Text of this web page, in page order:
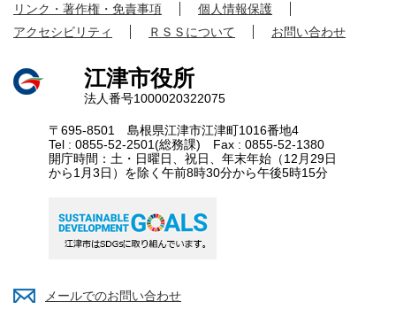
リンク・著作権・免責事項
個人情報保護
アクセシビリティ
ＲＳＳについて お問い合わせ
江津市役所
法人番号1000020322075
〒695-8501 島根県江津市江津町1016番地4
Tel : 0855-52-2501(総務課) Fax : 0855-52-1380
開庁時間：土・日曜日、祝日、年末年始（12月29日
から1月3日）を除く午前8時30分から午後5時15分
メールでのお問い合わせ